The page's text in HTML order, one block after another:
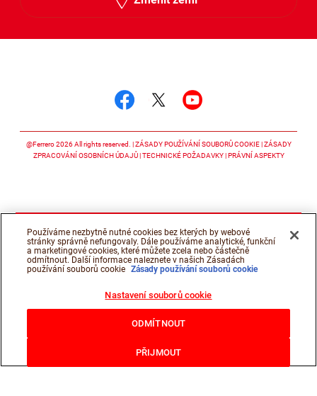
@Ferrero 2026 All rights reserved. ZÁSADY POUŽÍVÁNÍ SOUBORŮ COOKIE ZÁSADY
ZPRACOVÁNÍ OSOBNÍCH ÚDAJŮ TECHNICKÉ POŽADAVKY PRÁVNÍ ASPEKTY
Používáme nezbytně nutné cookies bez kterých by webové
stránky správně nefungovaly. Dále používáme analytické, funkční
a marketingové cookies, které můžete zcela nebo částečně
odmítnout. Další informace naleznete v našich Zásadách
používání souborů cookie Zásady používání souborů cookie
Nastavení souborů cookie
ODMÍTNOUT
PŘIJMOUT